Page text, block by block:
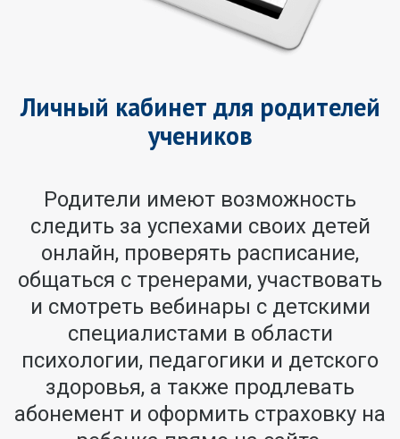
Личный кабинет для родителей
учеников
Родители имеют возможность
следить за успехами своих детей
онлайн, проверять расписание,
общаться с тренерами, участвовать
и смотреть вебинары с детскими
специалистами в области
психологии, педагогики и детского
здоровья, а также продлевать
абонемент и оформить страховку на